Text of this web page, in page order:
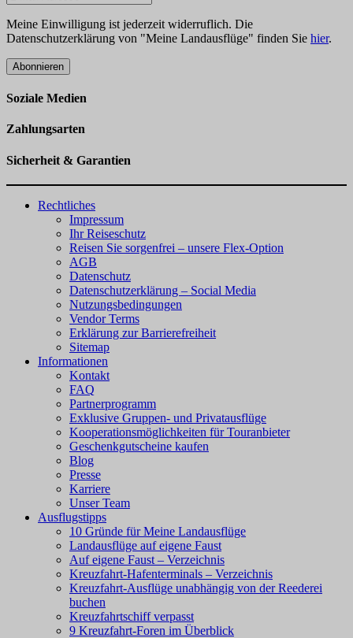
Meine Einwilligung ist jederzeit widerruflich. Die
Datenschutzerklärung von "Meine Landausflüge" finden Sie hier.
Abonnieren
Soziale Medien
Zahlungsarten
Sicherheit & Garantien
Rechtliches
Impressum
Ihr Reiseschutz
Reisen Sie sorgenfrei – unsere Flex-Option
AGB
Datenschutz
Datenschutzerklärung – Social Media
Nutzungsbedingungen
Vendor Terms
Erklärung zur Barrierefreiheit
Sitemap
Informationen
Kontakt
FAQ
Partnerprogramm
Exklusive Gruppen- und Privatausflüge
Kooperationsmöglichkeiten für Touranbieter
Geschenkgutscheine kaufen
Blog
Presse
Karriere
Unser Team
Ausflugstipps
10 Gründe für Meine Landausflüge
Landausflüge auf eigene Faust
Auf eigene Faust – Verzeichnis
Kreuzfahrt-Hafenterminals – Verzeichnis
Kreuzfahrt-Ausflüge unabhängig von der Reederei
buchen
Kreuzfahrtschiff verpasst
9 Kreuzfahrt-Foren im Überblick